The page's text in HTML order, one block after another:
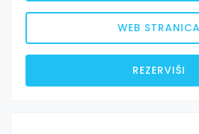
WEB STRANICA
REZERVIŠI